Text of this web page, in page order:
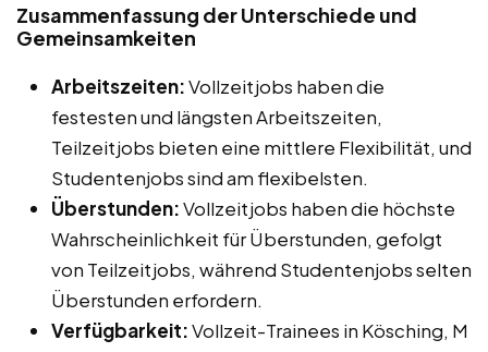
Zusammenfassung der Unterschiede und
Gemeinsamkeiten
Arbeitszeiten:Vollzeitjobs haben die
festesten und längsten Arbeitszeiten,
Teilzeitjobs bieten eine mittlere Flexibilität, und
Studentenjobs sind am flexibelsten.
Überstunden:Vollzeitjobs haben die höchste
Wahrscheinlichkeit für Überstunden, gefolgt
von Teilzeitjobs, während Studentenjobs selten
Überstunden erfordern.
Verfügbarkeit:Vollzeit-Trainees in Kösching, M